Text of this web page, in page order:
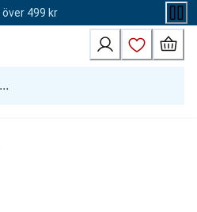
499 kr